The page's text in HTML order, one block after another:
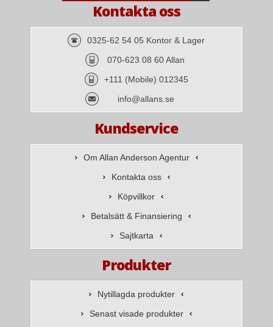
Kontakta oss
0325-62 54 05 Kontor & Lager
070-623 08 60 Allan
+111 (Mobile) 012345
info@allans.se
Kundservice
Om Allan Anderson Agentur
Kontakta oss
Köpvillkor
Betalsätt & Finansiering
Sajtkarta
Produkter
Nytillagda produkter
Senast visade produkter